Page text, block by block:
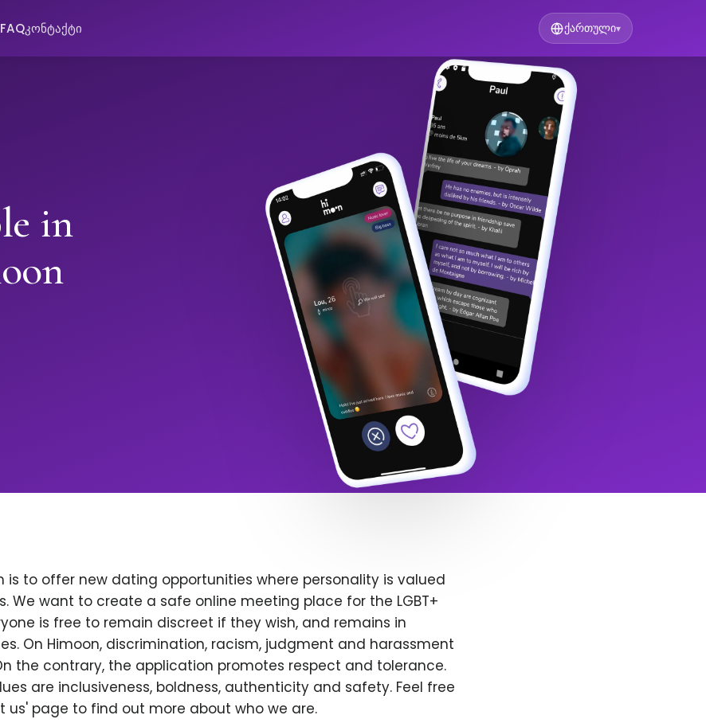
FAQკონტაქტი ქართული▾
in
is to offer new dating opportunities where personality is valued
We want to create a safe online meeting place for the LGBT+
is free to remain discreet if they wish, and remains in
On Himoon, discrimination, racism, judgment and harassment
the contrary, the application promotes respect and tolerance.
are inclusiveness, boldness, authenticity and safety. Feel free
us' page to find out more about who we are.